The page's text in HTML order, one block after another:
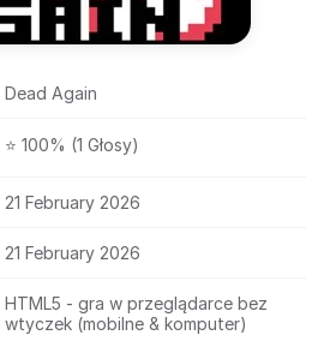
Dead Again
⭐ 100% (1 Głosy)
21 February 2026
21 February 2026
HTML5 - gra w przeglądarce bez
wtyczek (mobilne & komputer)